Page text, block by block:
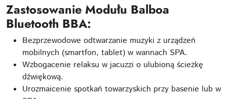
Zastosowanie Modułu Balboa
Bluetooth BBA:
Bezprzewodowe odtwarzanie muzyki z urządzeń
mobilnych (smartfon, tablet) w wannach SPA.
Wzbogacenie relaksu w jacuzzi o ulubioną ścieżkę
dźwiękową.
Urozmaicenie spotkań towarzyskich przy basenie lub w